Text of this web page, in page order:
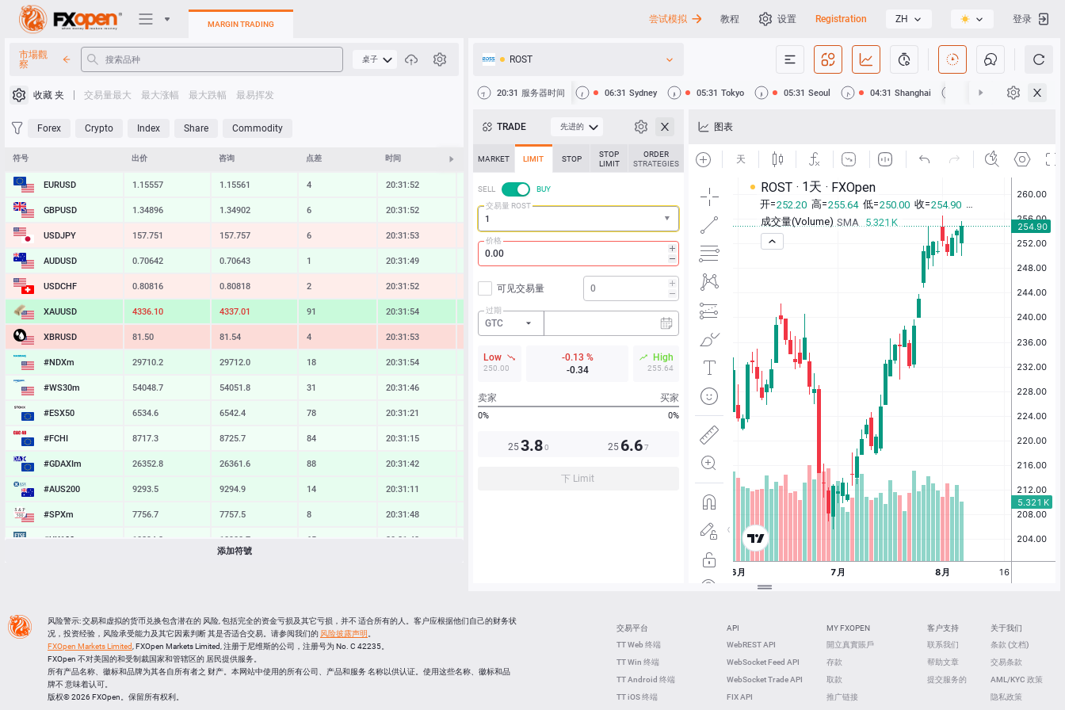
交易平台
Heatmap
MARGIN TRADING 尝试模拟 教程 设置 Registration ZH 登录
市場觀
察
桌子
收藏 夹 交易量最大 最大涨幅 最大跌幅 最易挥发
Forex Crypto Index Share Commodity
符号 出价 咨询 点差 时间 修改
EURUSD 1.15557 1.15561 4 20:31:52 0.28 %
GBPUSD 1.34896 1.34902 6 20:31:52 0.26 %
USDJPY 157.750 157.757 7 20:31:54 -0.43 %
AUDUSD 0.70642 0.70643 1 20:31:49 0.45 %
USDCHF 0.80816 0.80818 2 20:31:52
XAUUSD 4336.10 4337.01 91 20:31:54 1.97 %
XBRUSD 81.50 81.54 4 20:31:53 -1.45 %
#NDXm 29710.2 29712.0 18 20:31:54 0.72 %
#WS30m 54048.7 54051.8 31 20:31:46
#ESX50 6534.6 6542.4 78 20:31:21 0.35 %
#FCHI 8717.3 8725.7 84 20:31:15
#GDAXIm 26352.8 26361.6 88 20:31:42
#AUS200 9293.5 9294.9 14 20:31:11
#SPXm 7756.7 7757.5 8 20:31:48
#UK100 10894.2 10900.7 65 20:31:42
LTCUSD 45.407 45.493 86 20:31:51 0.11 %
XRPUSD 1.02425 1.02565 140
ETHUSD 1915.084 1915.526 442 20:31:26 0.69 %
添加符號
ROST
20:31 服务器时间 06:31 Sydney 05:31 Tokyo 05:31 Seoul 04:31 Shanghai 04:31 Hong Kong
TRADE 先进的
MARKET LIMIT STOP
STOP
LIMIT
ORDER
STRATEGIES
SELL
BUY
交易量 ROST
价格
可见交易量
过期
GTC
Low
250.00
-0.13 %
-0.34
High
255.64
卖家 买家
0% 0%
253.80 25 6.67
下 Limit
图表
交易平台
TT Web 终端
TT Win 终端
TT Android 终端
TT iOS 终端
API
WebREST API
WebSocket Feed API
WebSocket Trade API
FIX API
MY FXOPEN
開立真實賬戶
存款
取款
推广链接
客户支持
联系我们
帮助文章
提交服务的
关于我们
条款 (文档)
交易条款
AML/KYC 政策
隐私政策
风险警示: 交易和虚拟的货币兑换包含潜在的 风险, 包括完全的资金亏损及其它亏损，并不 适合所有的人。客户应根据他们自己的财务状
况，投资经验，风险承受能力及其它因素判断 其是否适合交易。请参阅我们的 风险披露声明
FXOpen Markets Limited , FXOpen Markets Limited, 注册于尼维斯的公司，注册号为 No. C 42235。
FXOpen 不对美国的和受制裁国家和管辖区的 居民提供服务。
所有产品名称、徽标和品牌为其各自所有者之 财产。本网站中使用的所有公司、产品和服务 名称以供认证。使用这些名称、徽标和品
牌不 意味着认可。
版权© 2026 FXOpen。保留所有权利。